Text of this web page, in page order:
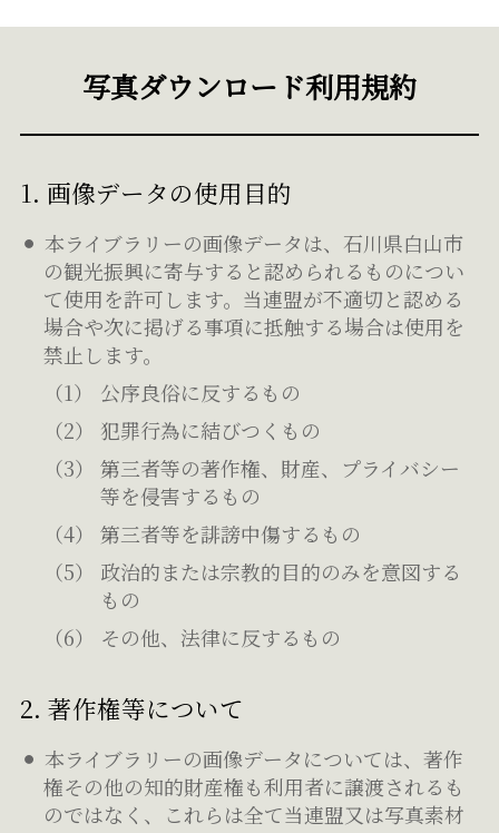
写真ダウンロード利用規約
1. 画像データの使用目的
本ライブラリーの画像データは、石川県白山市
の観光振興に寄与すると認められるものについ
て使用を許可します。当連盟が不適切と認める
場合や次に掲げる事項に抵触する場合は使用を
禁止します。
公序良俗に反するもの
犯罪行為に結びつくもの
第三者等の著作権、財産、プライバシー
等を侵害するもの
第三者等を誹謗中傷するもの
政治的または宗教的目的のみを意図する
もの
その他、法律に反するもの
2. 著作権等について
本ライブラリーの画像データについては、著作
権その他の知的財産権も利用者に譲渡されるも
のではなく、これらは全て当連盟又は写真素材